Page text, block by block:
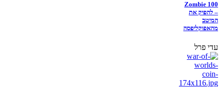
Zombie 100
– להפיק את
המיטב
מהאפוקליפסה
עדי פרל